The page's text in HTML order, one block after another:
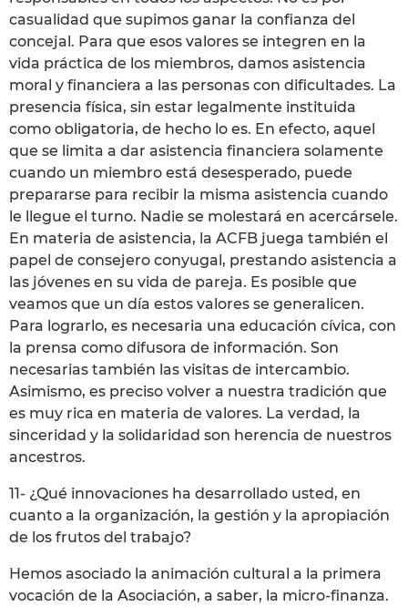
casualidad que supimos ganar la confianza del
concejal. Para que esos valores se integren en la
vida práctica de los miembros, damos asistencia
moral y financiera a las personas con dificultades. La
presencia física, sin estar legalmente instituida
como obligatoria, de hecho lo es. En efecto, aquel
que se limita a dar asistencia financiera solamente
cuando un miembro está desesperado, puede
prepararse para recibir la misma asistencia cuando
le llegue el turno. Nadie se molestará en acercársele.
En materia de asistencia, la ACFB juega también el
papel de consejero conyugal, prestando asistencia a
las jóvenes en su vida de pareja. Es posible que
veamos que un día estos valores se generalicen.
Para lograrlo, es necesaria una educación cívica, con
la prensa como difusora de información. Son
necesarias también las visitas de intercambio.
Asimismo, es preciso volver a nuestra tradición que
es muy rica en materia de valores. La verdad, la
sinceridad y la solidaridad son herencia de nuestros
ancestros.
11- ¿Qué innovaciones ha desarrollado usted, en
cuanto a la organización, la gestión y la apropiación
de los frutos del trabajo?
Hemos asociado la animación cultural a la primera
vocación de la Asociación, a saber, la micro-finanza.